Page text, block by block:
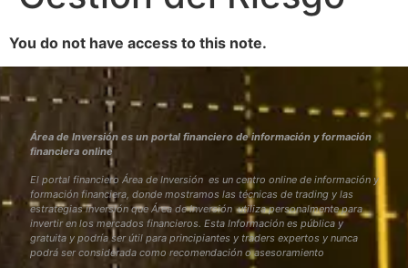
You do not have access to this note.
Área de Inversión es un portal financiero de información y formación
financiera online
El portal financiero Área de Inversión es un centro online de información y
formación financiera, donde mostramos las técnicas de trading y las
estrategias inversión que Área de Inversión utiliza personalmente para
invertir en los mercados financieros. Esta Información es pública y
gratuita y podría ser útil para principiantes y traders expertos y nunca
podrá ser considerada como recomendación o asesoramiento